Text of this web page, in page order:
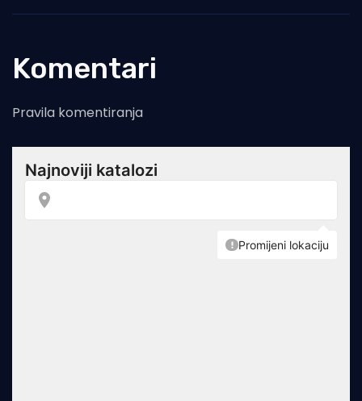
Komentari
Pravila komentiranja